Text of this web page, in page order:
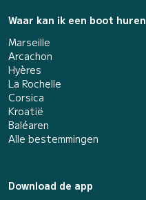
Waar kan ik een boot huren
Marseille
Arcachon
Hyères
La Rochelle
Corsica
Kroatië
Baléaren
Alle bestemmingen
Download de app